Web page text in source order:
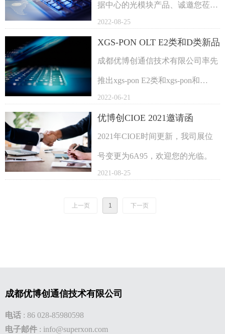
据中心的光模块产品、诚邀您莅临
了解更多信息。
2022-08-25
XGS-PON OLT E2类和D类新品
发布
成都优博创通信技术有限公司率先
推出xgs-pon E2类和xgs-pon和
GPON D类短前导光收发一体模
块。
2022-06-21
优博创CIOE 2021邀请函
2021年CIOE时间更新，我司展位
号变更为6A95，欢迎您的光临。
2021-08-25
上一页 1 下一页
成都优博创通信技术有限公司
电话 : 86 028-85980598
电子邮件 : info@superxon.com